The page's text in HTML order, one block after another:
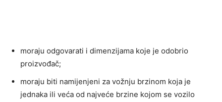
moraju odgovarati i dimenzijama koje je odobrio
proizvođač;
moraju biti namijenjeni za vožnju brzinom koja je
jednaka ili veća od najveće brzine kojom se vozilo